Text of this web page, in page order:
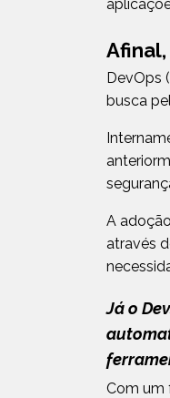
Afinal,
DevOps
busca
A
através
Já o
Com um